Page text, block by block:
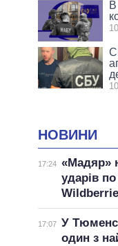
В
НОВИНИ
17:24 «Мадяр»
ударів
17:07 У
один з